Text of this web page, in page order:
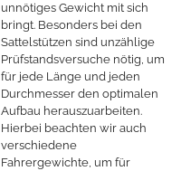
unnötiges Gewicht mit sich
bringt. Besonders bei den
Sattelstützen sind unzählige
Prüfstandsversuche nötig, um
für jede Länge und jeden
Durchmesser den optimalen
Aufbau herauszuarbeiten.
Hierbei beachten wir auch
verschiedene
Fahrergewichte, um für